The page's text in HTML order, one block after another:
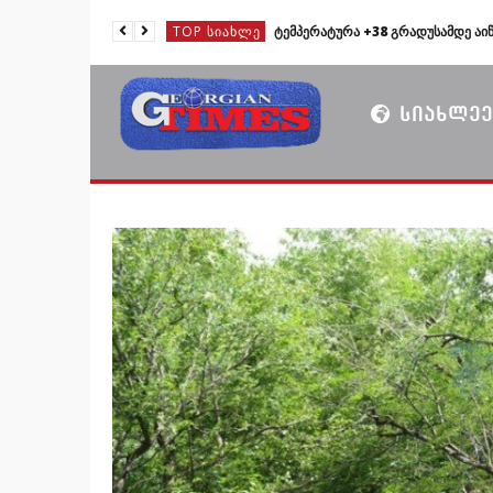
TOP ᲡᲘᲐᲮᲚᲔ
TOP ᲡᲘᲐᲮᲚᲔ
TOP ᲡᲘᲐᲮᲚᲔ
TOP ᲡᲘᲐᲮᲚᲔ